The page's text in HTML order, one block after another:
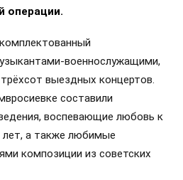
операции.
военнослужащими,
выездных концертов.
составили
воспевающие любовь к
лет, а также любимые
композиции из советских